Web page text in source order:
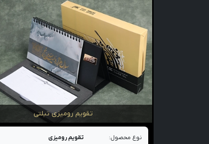
تقویم رومیزی تبلتی
نوع محصول:
تقویم رومیزی